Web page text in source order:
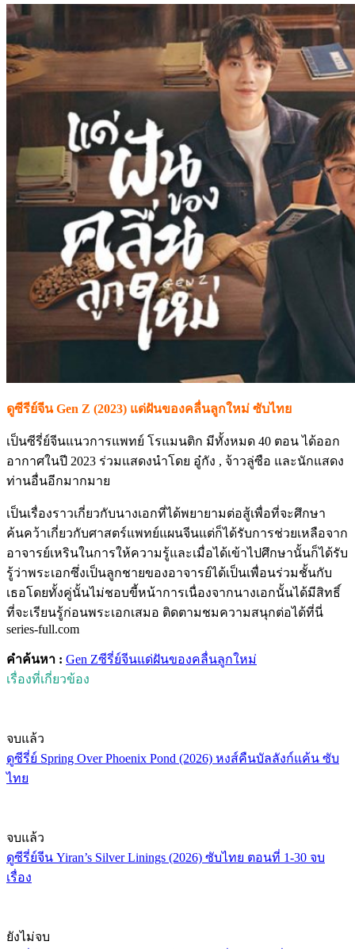
ดูซีรีย์จีน Gen Z (2023) แด่ฝันของคลื่นลูกใหม่ ซับไทย
เป็นซีรี่ย์จีนแนวการแพทย์ โรแมนติก มีทั้งหมด 40 ตอน ได้ออก
อากาศในปี 2023 ร่วมแสดงนำโดย อู๋กัง , จ้าวลู่ซือ และนักแสดง
ท่านอื่นอีกมากมาย
เป็นเรื่องราวเกี่ยวกับนางเอกที่ได้พยายามต่อสู้เพื่อที่จะศึกษา
ค้นคว้าเกี่ยวกับศาสตร์แพทย์แผนจีนแต่ก็ได้รับการช่วยเหลือจาก
อาจารย์เหรินในการให้ความรู้และเมื่อได้เข้าไปศึกษานั้นก็ได้รับ
รู้ว่าพระเอกซึ่งเป็นลูกชายของอาจารย์ได้เป็นเพื่อนร่วมชั้นกับ
เธอโดยทั้งคู่นั้นไม่ชอบขี้หน้าการเนื่องจากนางเอกนั้นได้มีสิทธิ์
ที่จะเรียนรู้ก่อนพระเอกเสมอ ติดตามชมความสนุกต่อได้ที่นี่
series-full.com
คำค้นหา : Gen Zซีรี่ย์จีนแด่ฝันของคลื่นลูกใหม่
เรื่องที่เกี่ยวข้อง
จบแล้ว
ดูซีรี่ย์ Spring Over Phoenix Pond (2026) หงส์คืนบัลลังก์แค้น ซับ
ไทย
จบแล้ว
ดูซีรี่ย์จีน Yiran’s Silver Linings (2026) ซับไทย ตอนที่ 1-30 จบ
เรื่อง
ยังไม่จบ